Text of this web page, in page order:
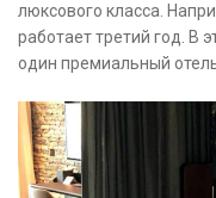
люксового класса.
работает третий год. В
один премиальный